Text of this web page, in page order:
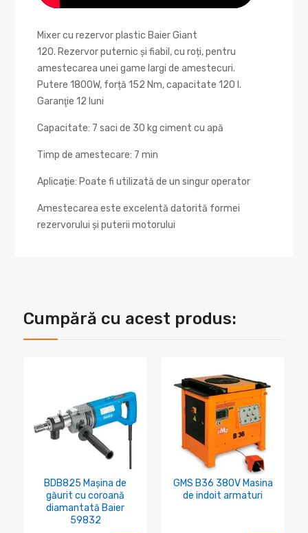
Mixer cu rezervor plastic Baier Giant
120. Rezervor puternic și fiabil, cu roți, pentru
amestecarea unei game largi de amestecuri.
Putere 1800W, forță 152 Nm, capacitate 120 l.
Garanţie 12 luni
Capacitate: 7 saci de 30 kg ciment cu apă
Timp de amestecare: 7 min
Aplicație: Poate fi utilizată de un singur operator
Amestecarea este excelentă datorită formei
rezervorului și puterii motorului
Cumpără cu acest produs:
BDB825 Mașina de
găurit cu coroană
diamantată Baier
59832
GMS B36 380V Masina
de indoit armaturi